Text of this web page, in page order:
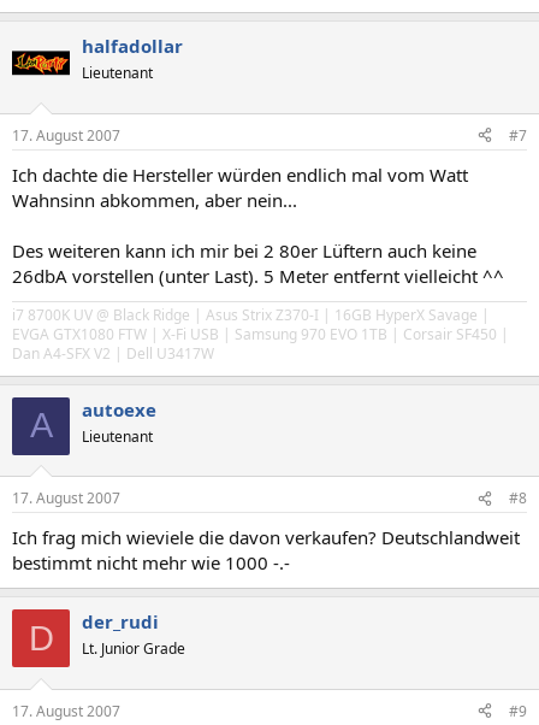
halfadollar
Lieutenant
17. August 2007 #7
Ich dachte die Hersteller würden endlich mal vom Watt
Wahnsinn abkommen, aber nein...
Des weiteren kann ich mir bei 2 80er Lüftern auch keine
26dbA vorstellen (unter Last). 5 Meter entfernt vielleicht ^^
i7 8700K UV @ Black Ridge | Asus Strix Z370-I | 16GB HyperX Savage |
EVGA GTX1080 FTW | X-Fi USB | Samsung 970 EVO 1TB | Corsair SF450 |
Dan A4-SFX V2 | Dell U3417W
A autoexe
Lieutenant
17. August 2007 #8
Ich frag mich wieviele die davon verkaufen? Deutschlandweit
bestimmt nicht mehr wie 1000 -.-
D der_rudi
Lt. Junior Grade
17. August 2007 #9